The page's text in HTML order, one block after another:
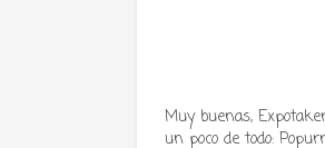
Muy buenas,
un poco de todo: